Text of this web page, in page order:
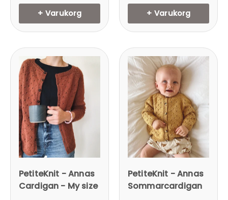
+ Varukorg + Varukorg
PetiteKnit - Annas
Cardigan - My size
PetiteKnit - Annas
Sommarcardigan